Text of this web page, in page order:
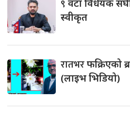
९ वटा विधेयक
स्वीकृत
रातभरफक्रिएको
(लाइभ भिडियो)